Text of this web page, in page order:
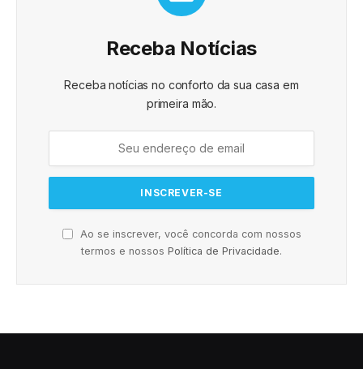
Receba Notícias
Receba notícias no conforto da sua casa em
primeira mão.
Ao se inscrever, você concorda com nossos
termos e nossos Política de Privacidade.